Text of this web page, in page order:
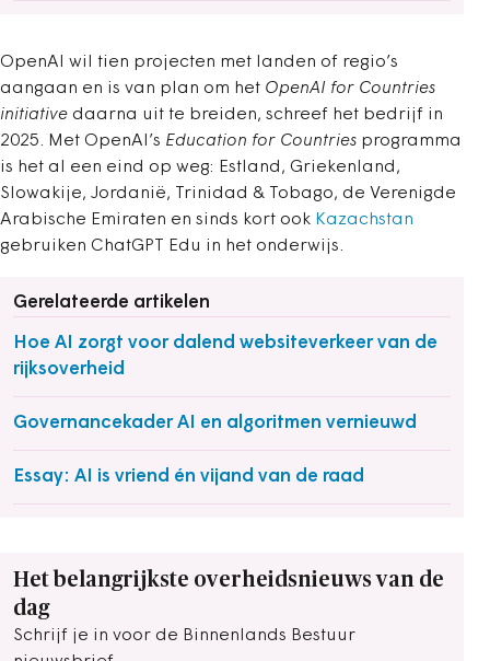
OpenAI wil tien projecten met landen of regio’s
aangaan en is van plan om het OpenAI for Countries
initiative daarna uit te breiden, schreef het bedrijf in
2025. Met OpenAI’s Education for Countries programma
is het al een eind op weg: Estland, Griekenland,
Slowakije, Jordanië, Trinidad & Tobago, de Verenigde
Arabische Emiraten en sinds kort ook Kazachstan
gebruiken ChatGPT Edu in het onderwijs.
Gerelateerde artikelen
Hoe AI zorgt voor dalend websiteverkeer van de
rijksoverheid
Governancekader AI en algoritmen vernieuwd
Essay: AI is vriend én vijand van de raad
Het belangrijkste overheidsnieuws van de
dag
Schrijf je in voor de Binnenlands Bestuur